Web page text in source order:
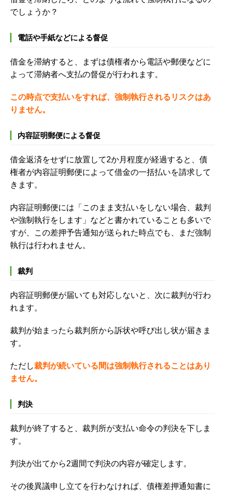
でしょうか？
電話や手紙などによる督促
借金を滞納すると、まずは債権者から電話や郵便などに
よって滞納者へ支払の督促が行われます。
この時点で支払いをすれば、強制執行されるリスクはあ
りません。
内容証明郵便による督促
借金返済をせずに放置して2か月程度が経過すると、債
権者が内容証明郵便によって借金の一括払いを請求して
きます。
内容証明郵便には「このまま支払いをしない場合、裁判
や強制執行をします」などと書かれていることも多いで
すが、この差押予告通知が送られた時点でも、まだ強制
執行は行われません。
裁判
内容証明郵便が届いても対応しないと、次に裁判が行わ
れます。
裁判が始まったら裁判所から訴状や呼び出し状が届きま
す。
ただし裁判が続いている間は強制執行されることはあり
ません。
判決
裁判が終了すると、裁判所が支払い命令の判決を下しま
す。
判決が出てから2週間で判決の内容が確定します。
その後異議申し立てを行わなければ、 債権差押通知書に